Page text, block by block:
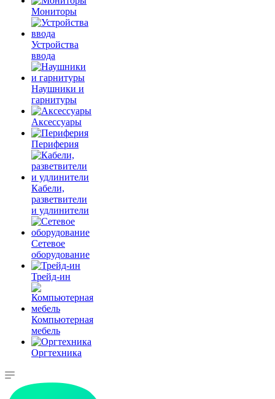
Мониторы
Устройства
ввода
Наушники и
гарнитуры
Аксессуары
Периферия
Кабели,
разветвители
и удлинители
Сетевое
оборудование
Трейд-ин
Компьютерная
мебель
Оргтехника